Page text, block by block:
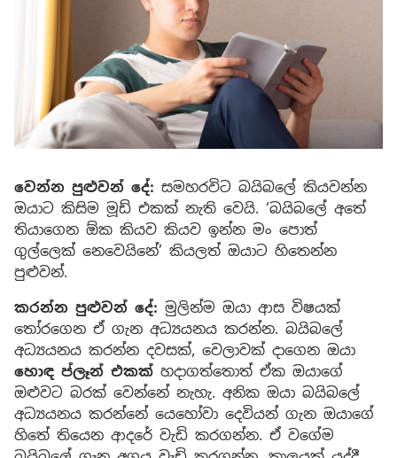
වෙන්න පුළුවන් දේ: සමහරවිට බයිබලේ කියවන්න
ඔයාට කිසිම මූඩ් එකක් නැති වෙයි. ‘බයිබලේ අතේ
තියාගෙන ඕක කියව කියව ඉන්න මං පොත්
ගුල්ලෙක් නෙවෙයිනේ’ කියලත් ඔයාට හිතෙන්න
පුළුවන්.
කරන්න පුළුවන් දේ: මුලින්ම ඔයා ආස විෂයක්
තෝරගෙන ඒ ගැන අධ්‍යයනය කරන්න. බයිබලේ
අධ්‍යයනය කරන්න දවසක්, වෙලාවක් දාගෙන ඔයා
හොඳ ප්ලෑන් එකක් හදාගත්තොත් ඒක ඔයාගේ
ඔළුවට බරක් වෙන්නේ නැහැ. අනික ඔයා බයිබලේ
අධ්‍යයනය කරන්නේ යෙහෝවා දෙවියන් ගැන ඔයාගේ
හිතේ තියෙන ආදරේ වැඩි කරගන්න. ඒ වගේම